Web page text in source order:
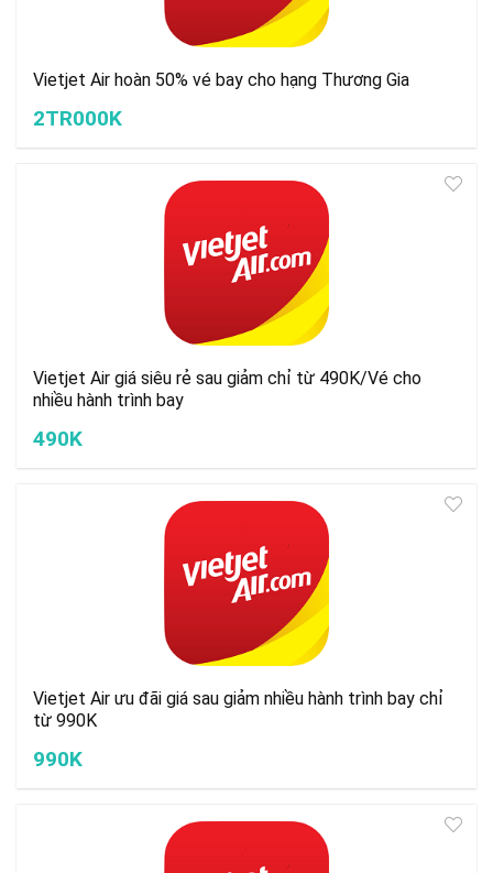
Vietjet Air hoàn 50% vé bay cho hạng Thương Gia
2TR000K
Vietjet Air giá siêu rẻ sau giảm chỉ từ 490K/Vé cho
nhiều hành trình bay
490K
Vietjet Air ưu đãi giá sau giảm nhiều hành trình bay chỉ
từ 990K
990K